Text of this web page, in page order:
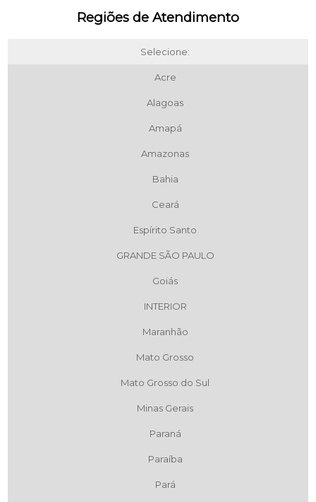
Regiões de Atendimento
Selecione:
Acre
Alagoas
Amapá
Amazonas
Bahia
Ceará
Espírito Santo
GRANDE SÃO PAULO
Goiás
INTERIOR
Maranhão
Mato Grosso
Mato Grosso do Sul
Minas Gerais
Paraná
Paraíba
Pará